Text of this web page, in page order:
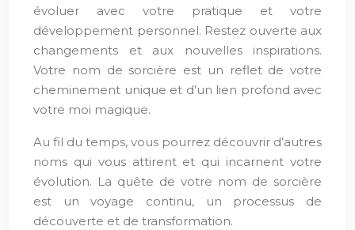
évoluer avec votre pratique et votre
développement personnel. Restez ouverte aux
changements et aux nouvelles inspirations.
Votre nom de sorcière est un reflet de votre
cheminement unique et d’un lien profond avec
votre moi magique.
Au fil du temps, vous pourrez découvrir d’autres
noms qui vous attirent et qui incarnent votre
évolution. La quête de votre nom de sorcière
est un voyage continu, un processus de
découverte et de transformation.